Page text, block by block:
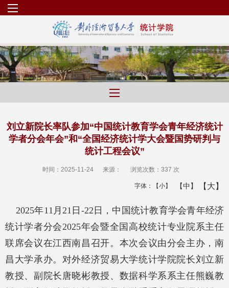
刘立新院长率队参加“中国统计教育学会青年经济统计
学者分会年会”和“全国经济统计学大会暨国势研判与
统计工程会议”
时间：2025-11-24 来源： 浏览次数： 337 次
字体： 【小】 【中】 【大】
2025年11 月 21 日 -22 日，中国统计教育学会青年经济
统计学者分会2025年会暨全国高校统计专业院系主任
联席会议在江西南昌召开。 本次会议由分会主办，南
昌大学承办。 对外经济贸易大学统计学院院长刘立新
教授、副院长唐晓彬教授、 数据科学系系主任熊巍教